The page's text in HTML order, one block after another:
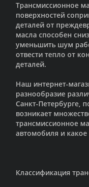
Трансмиссионное
поверхностей
деталей от
масла способен
уменьшить шум
отвести тепло от
деталей.
Наш интернет-
разнообразие
Санкт-Петербурге,
возникает
трансмиссионное
автомобиля и
Классификация